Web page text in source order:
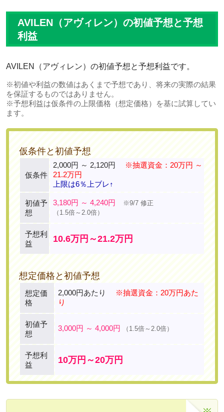
AVILEN（アヴィレン）の初値予想と予想
利益
AVILEN（アヴィレン）の初値予想と予想利益です。
※初値や利益の数値はあくまで予想であり、将来の実際の結果
を保証するものではありません。
※予想利益は仮条件の上限価格（想定価格）を基に試算してい
ます。
仮条件と初値予想
仮条件
2,000円 ～ 2,120円
※抽選資金：20万円 ～
21.2万円
上限は6％上ブレ↑
初値予
想
3,180円 ～ 4,240円
※9/7 修正
（1.5倍～2.0倍）
予想利
益
10.6万円～21.2万円
想定価格と初値予想
想定価
格
2,000円あたり
※抽選資金：20万円あた
り
初値予
想
3,000円 ～ 4,000円 （1.5倍～2.0倍）
予想利
益
10万円～20万円